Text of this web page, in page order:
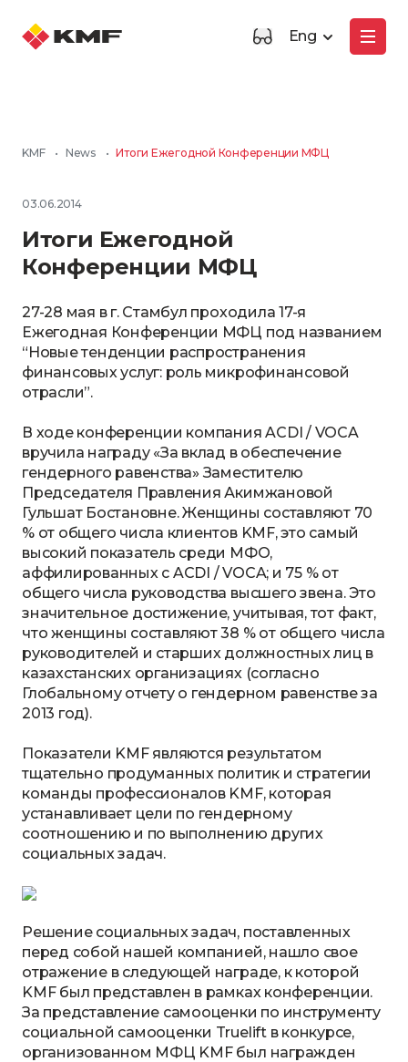
Eng
KMF • News • Итоги Ежегодной Конференции МФЦ
03.06.2014
Итоги Ежегодной
Конференции МФЦ
27-28 мая в г. Стамбул проходила 17-я
Ежегодная Конференции МФЦ под названием
“Новые тенденции распространения
финансовых услуг: роль микрофинансовой
отрасли”.
В ходе конференции компания ACDI / VOCA
вручила награду «За вклад в обеспечение
гендерного равенства» Заместителю
Председателя Правления Акимжановой
Гульшат Бостановне. Женщины составляют 70
% от общего числа клиентов KMF, это самый
высокий показатель среди МФО,
аффилированных с ACDI / VOCA; и 75 % от
общего числа руководства высшего звена. Это
значительное достижение, учитывая, тот факт,
что женщины составляют 38 % от общего числа
руководителей и старших должностных лиц в
казахстанских организациях (согласно
Глобальному отчету о гендерном равенстве за
2013 год).
Показатели KMF являются результатом
тщательно продуманных политик и стратегии
команды профессионалов KMF, которая
устанавливает цели по гендерному
соотношению и по выполнению других
социальных задач.
Решение социальных задач, поставленных
перед собой нашей компанией, нашло свое
отражение в следующей награде, к которой
KMF был представлен в рамках конференции.
За представление самооценки по инструменту
социальной самооценки Truelift в конкурсе,
организованном МФЦ KMF был награжден